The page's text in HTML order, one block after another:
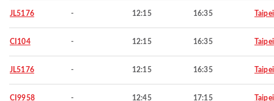
JL5176 - 12:15 16:35 Taipei
CI104 - 12:15 16:35 Taipei
JL5176 - 12:15 16:35 Taipei
CI9958 - 12:45 17:15 Taipei